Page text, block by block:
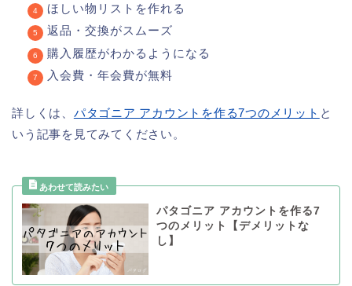
ほしい物リストを作れる
返品・交換がスムーズ
購入履歴がわかるようになる
入会費・年会費が無料
詳しくは、 パタゴニア アカウントを作る7つのメリット と
いう記事を見てみてください。
パタゴニア アカウントを作る7
つのメリット【デメリットな
し】